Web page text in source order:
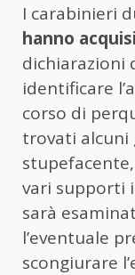
I carabinieri
hanno
dichiarazioni
identificare
corso di
trovati alcuni
vari supporti
sarà
l’eventuale
scongiurare